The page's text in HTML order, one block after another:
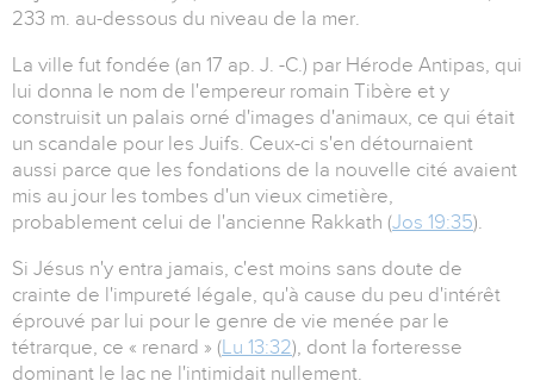
233 m. au-dessous du niveau de la mer.
La ville fut fondée (an 17 ap. J. -C.) par Hérode Antipas, qui
lui donna le nom de l'empereur romain Tibère et y
construisit un palais orné d'images d'animaux, ce qui était
un scandale pour les Juifs. Ceux-ci s'en détournaient
aussi parce que les fondations de la nouvelle cité avaient
mis au jour les tombes d'un vieux cimetière,
probablement celui de l'ancienne Rakkath (Jos 19:35).
Si Jésus n'y entra jamais, c'est moins sans doute de
crainte de l'impureté légale, qu'à cause du peu d'intérêt
éprouvé par lui pour le genre de vie menée par le
tétrarque, ce « renard » (Lu 13:32), dont la forteresse
dominant le lac ne l'intimidait nullement.